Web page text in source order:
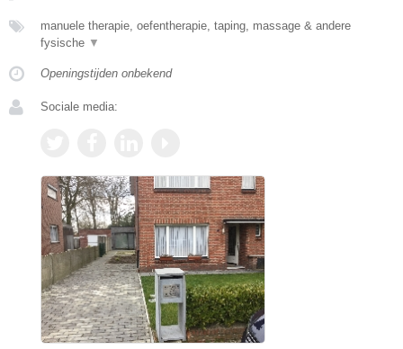
manuele therapie, oefentherapie, taping, massage & andere
fysische ▼
Openingstijden onbekend
Sociale media: